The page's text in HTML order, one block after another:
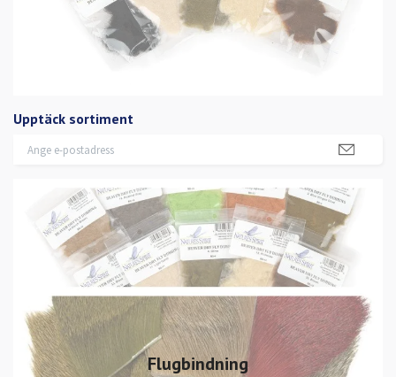
Upptäck sortiment
Flugbindning